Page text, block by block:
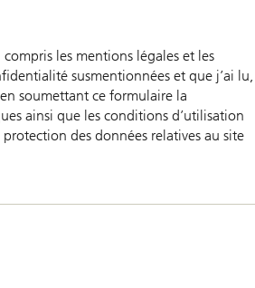
compris les mentions légales et les
susmentionnées et que j’ai lu,
soumettant ce formulaire la
ainsi que les conditions d’utilisation
des données relatives au site